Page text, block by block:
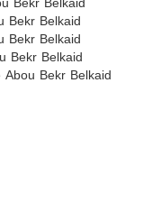
Bekr Belkaid
Bekr Belkaid
Bekr Belkaid
Abou Bekr Belkaid